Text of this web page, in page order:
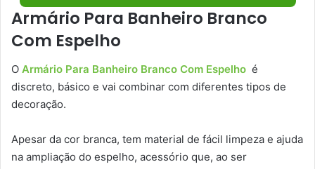
Armário Para Banheiro Branco
Com Espelho
O Armário Para Banheiro Branco Com Espelho é
discreto, básico e vai combinar com diferentes tipos de
decoração.
Apesar da cor branca, tem material de fácil limpeza e ajuda
na ampliação do espelho, acessório que, ao ser